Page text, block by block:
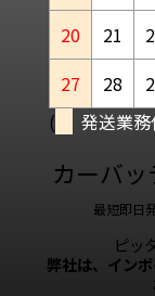
20
21
27
28
(
発送業務
カーバ
最短即日
ピッ
弊社は、イン